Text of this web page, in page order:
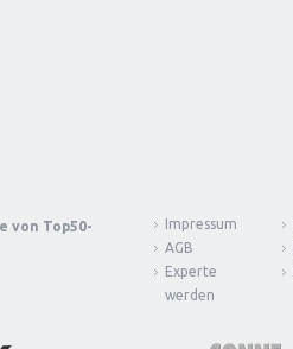
von Top50-
Impressum
AGB
Experte
werden